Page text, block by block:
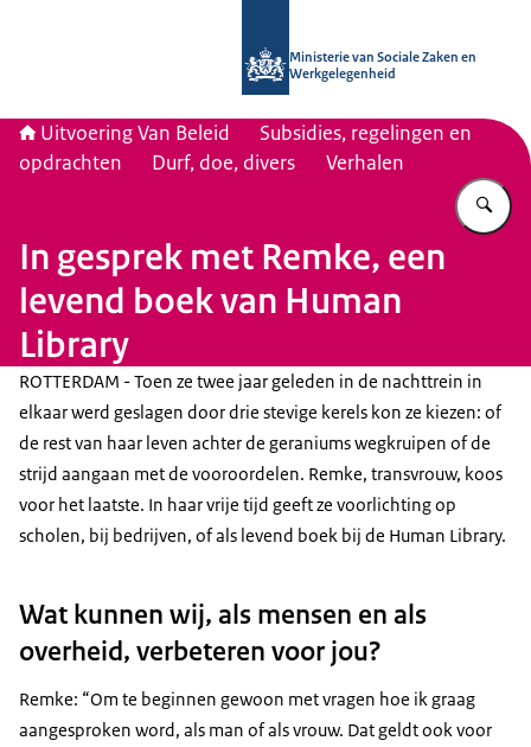
Ministerie van Sociale Zaken en
Werkgelegenheid
Uitvoering Van Beleid
Subsidies, regelingen en
opdrachten
Durf, doe, divers Verhalen
In gesprek met Remke, een
levend boek van Human
Library
ROTTERDAM - Toen ze twee jaar geleden in de nachttrein in
elkaar werd geslagen door drie stevige kerels kon ze kiezen: of
de rest van haar leven achter de geraniums wegkruipen of de
strijd aangaan met de vooroordelen. Remke, transvrouw, koos
voor het laatste. In haar vrije tijd geeft ze voorlichting op
scholen, bij bedrijven, of als levend boek bij de Human Library.
Wat kunnen wij, als mensen en als
overheid, verbeteren voor jou?
Remke: “Om te beginnen gewoon met vragen hoe ik graag
aangesproken word, als man of als vrouw. Dat geldt ook voor